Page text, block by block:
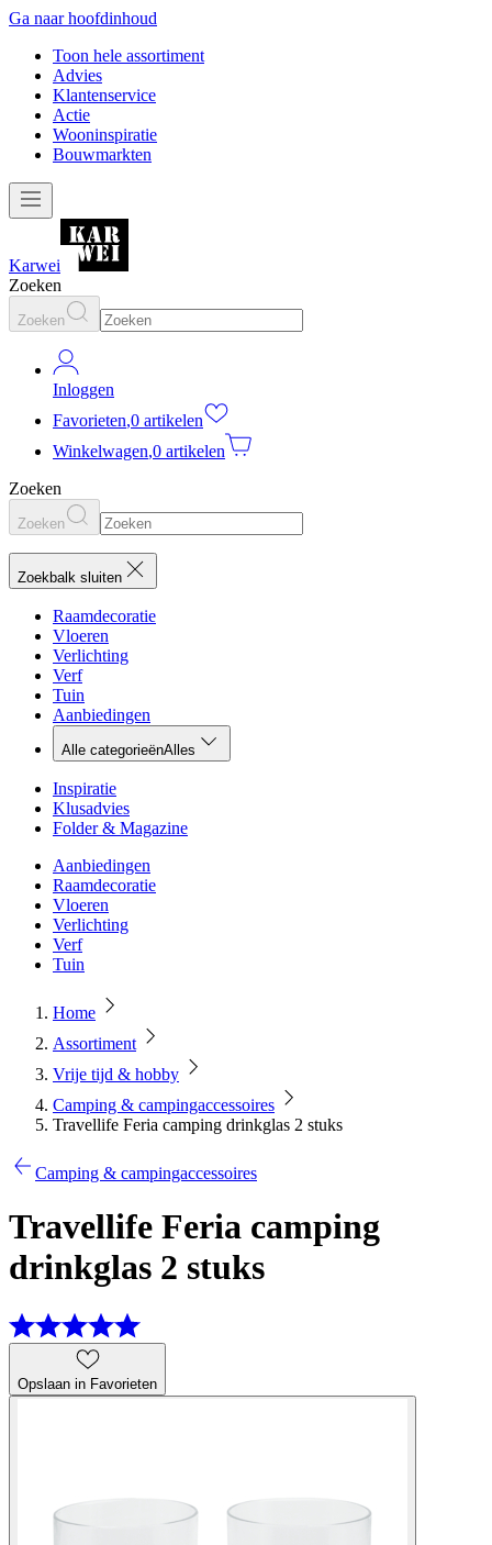
Ga naar hoofdinhoud
Toon hele assortiment
Advies
Klantenservice
Actie
Wooninspiratie
Bouwmarkten
Karwei
Zoeken
Zoeken
Inloggen
Favorieten,0 artikelen
Winkelwagen,0 artikelen
Zoeken
Zoeken
Zoekbalk sluiten
Raamdecoratie
Vloeren
Verlichting
Verf
Tuin
Aanbiedingen
Alle categorieënAlles
Inspiratie
Klusadvies
Folder & Magazine
Aanbiedingen
Raamdecoratie
Vloeren
Verlichting
Verf
Tuin
Home
Assortiment
Vrije tijd & hobby
Camping & campingaccessoires
Travellife Feria camping drinkglas 2 stuks
Camping & campingaccessoires
Travellife Feria camping
drinkglas 2 stuks
Opslaan in Favorieten